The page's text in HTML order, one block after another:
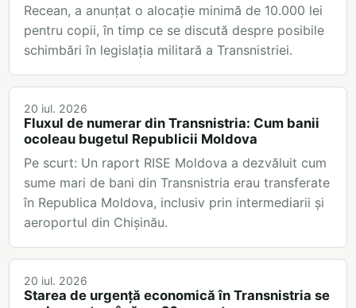
Recean, a anunțat o alocație minimă de 10.000 lei
pentru copii, în timp ce se discută despre posibile
schimbări în legislația militară a Transnistriei.
20 iul. 2026
Fluxul de numerar din Transnistria: Cum banii
ocoleau bugetul Republicii Moldova
Pe scurt: Un raport RISE Moldova a dezvăluit cum
sume mari de bani din Transnistria erau transferate
în Republica Moldova, inclusiv prin intermediarii și
aeroportul din Chișinău.
20 iul. 2026
Starea de urgență economică în Transnistria se